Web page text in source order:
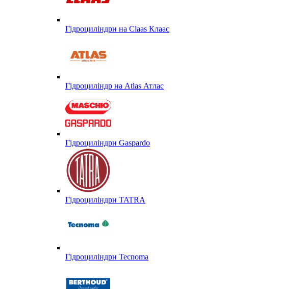
Гідроциліндри на Claas Клаас
Гідроциліндр на Atlas Атлас
Гідроциліндри Gaspardo
Гідроциліндри TATRA
Гідроциліндри Tecnoma